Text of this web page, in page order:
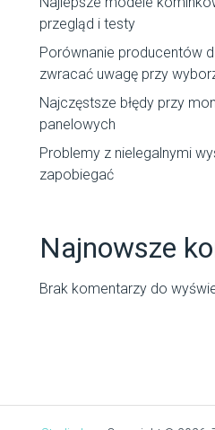
przegląd i testy
Porównanie producentów
zwracać uwagę przy
Najczęstsze błędy przy
panelowych
Problemy z nielegalnymi
zapobiegać
Najnowsze
Brak komentarzy do